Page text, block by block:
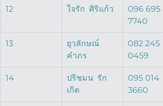
12 ใจรัก  ศิริแก้ว
096 695
7740
13
ยุวลักษณ์
คำภร
082 245
0459
14
ปริชมน  รัก
เกิด
095 014
3660